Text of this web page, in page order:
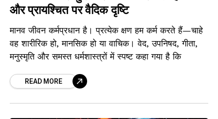
और प्रायश्चित पर वैदिक दृष्टि
मानव जीवन कर्मप्रधान है। प्रत्येक क्षण हम कर्म करते हैं—चाहे
वह शारीरिक हो, मानसिक हो या वाचिक। वेद, उपनिषद, गीता,
मनुस्मृति और समस्त धर्मशास्त्रों में स्पष्ट कहा गया है कि
READ MORE